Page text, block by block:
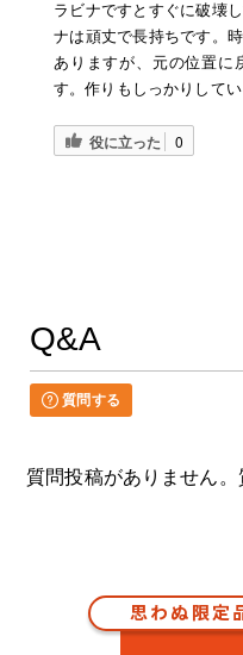
ラビナですとすぐに破壊
ナは頑丈で長持ちです。
ありますが、元の位置に
す。作りもしっかりして
役に立った 0
Q&A
質問する
質問投稿がありません
思わぬ限定